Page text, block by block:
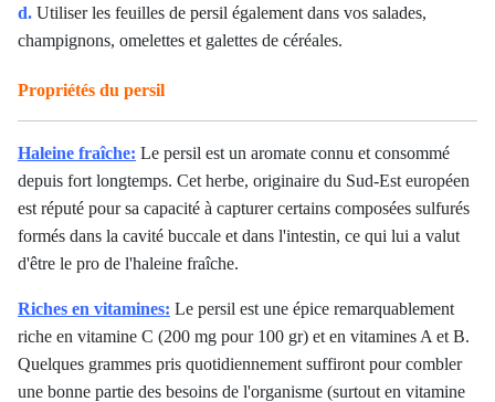
d. Utiliser les feuilles de persil également dans vos salades,
champignons, omelettes et galettes de céréales.
Propriétés du persil
Haleine fraîche: Le persil est un aromate connu et consommé
depuis fort longtemps. Cet herbe, originaire du Sud-Est européen
est réputé pour sa capacité à capturer certains composées sulfurés
formés dans la cavité buccale et dans l'intestin, ce qui lui a valut
d'être le pro de l'haleine fraîche.
Riches en vitamines: Le persil est une épice remarquablement
riche en vitamine C (200 mg pour 100 gr) et en vitamines A et B.
Quelques grammes pris quotidiennement suffiront pour combler
une bonne partie des besoins de l'organisme (surtout en vitamine